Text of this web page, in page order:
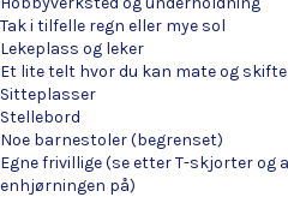
Tak i tilfelle regn eller mye sol
Lekeplass og leker
Et lite telt hvor du kan mate og
Sitteplasser
Stellebord
Noe barnestoler (begrenset)
Egne frivillige (se etter T-skjorter og
enhjørningen på)